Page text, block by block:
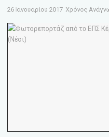
26 Ιανουαρίου 2017 Χρόνος